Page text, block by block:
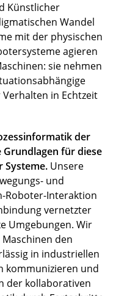
Künstlicher
Wandel
mit der physischen
agieren
sie nehmen
in Echtzeit
der
für diese
Systeme. Unsere
und
Roboter-Interaktion
vernetzter
Umgebungen. Wir
den
in industriellen
kommunizieren und
der kollaborativen